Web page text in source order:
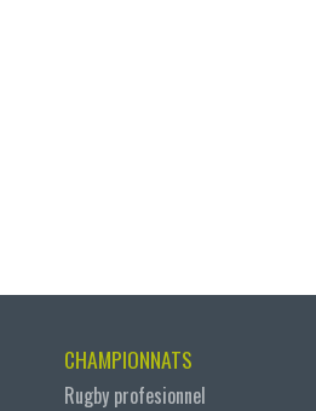
CHAMPIONNATS
Rugby profesionnel